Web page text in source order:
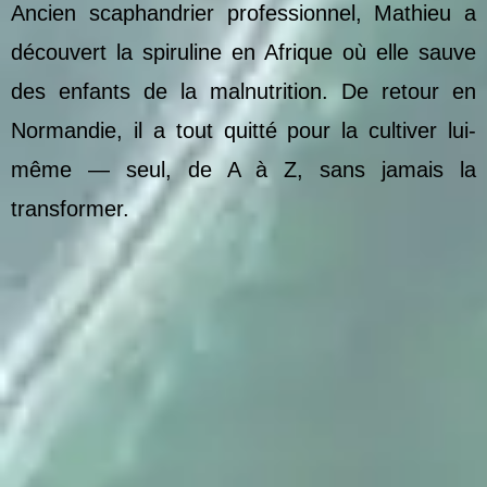
Ancien scaphandrier professionnel, Mathieu a
découvert la spiruline en Afrique où elle sauve
des enfants de la malnutrition. De retour en
Normandie, il a tout quitté pour la cultiver lui-
même — seul, de A à Z, sans jamais la
transformer.